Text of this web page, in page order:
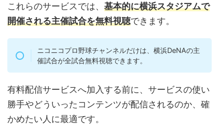
これらのサービスでは、 基本的に横浜スタジアムで
開催される主催試合を無料視聴できます。
ニコニコプロ野球チャンネルだけは、横浜DeNAの主
催試合が全試合無料視聴できます。
有料配信サービスへ加入する前に、サービスの使い
勝手やどういったコンテンツが配信されるのか、確
かめたい人に最適です。